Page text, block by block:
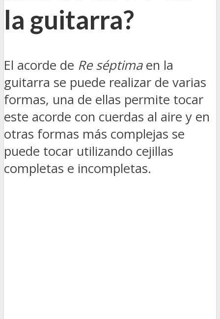
la guitarra?
El acorde de Re séptimaen la
guitarra se puede realizar de varias
formas, una de ellas permite tocar
este acorde con cuerdas al aire y en
otras formas más complejas se
puede tocar utilizando cejillas
completas e incompletas.